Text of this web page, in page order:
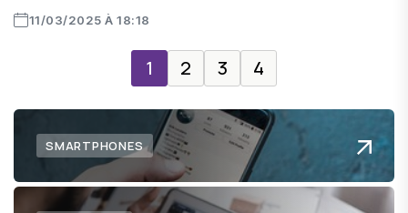
11/03/2025 À 18:18
1 2 3 4
SMARTPHONES